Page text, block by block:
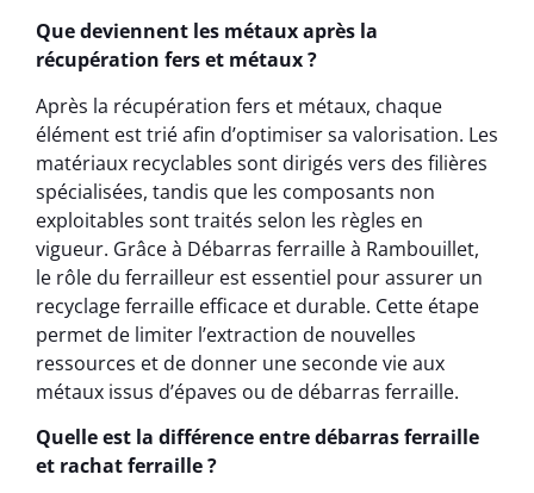
Que deviennent les métaux après la
récupération fers et métaux ?
Après la récupération fers et métaux, chaque
élément est trié afin d’optimiser sa valorisation. Les
matériaux recyclables sont dirigés vers des filières
spécialisées, tandis que les composants non
exploitables sont traités selon les règles en
vigueur. Grâce à Débarras ferraille à Rambouillet,
le rôle du ferrailleur est essentiel pour assurer un
recyclage ferraille efficace et durable. Cette étape
permet de limiter l’extraction de nouvelles
ressources et de donner une seconde vie aux
métaux issus d’épaves ou de débarras ferraille.
Quelle est la différence entre débarras ferraille
et rachat ferraille ?